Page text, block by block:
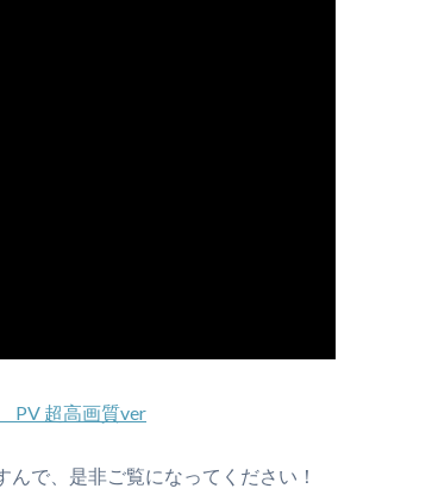
PV 超高画質ver
で、是非ご覧になってください！